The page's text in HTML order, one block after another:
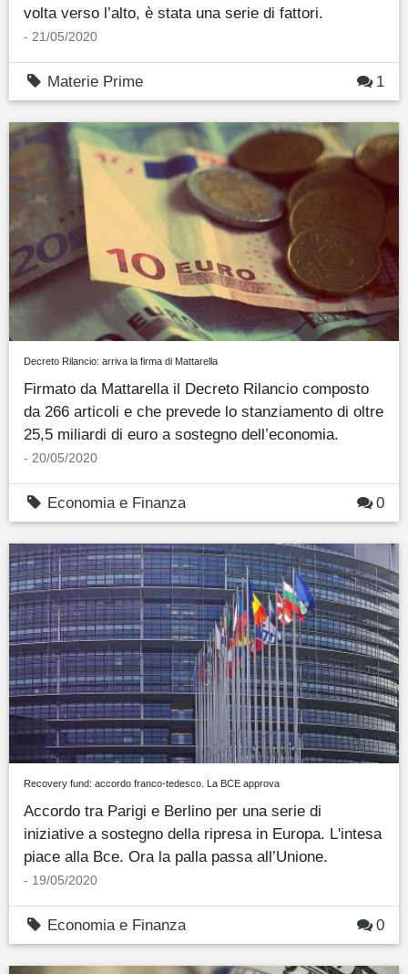
volta verso l’alto, è stata una serie di fattori.
- 21/05/2020
Materie Prime 1
Decreto Rilancio: arriva la firma di Mattarella
Firmato da Mattarella il Decreto Rilancio composto
da 266 articoli e che prevede lo stanziamento di oltre
25,5 miliardi di euro a sostegno dell’economia.
- 20/05/2020
Economia e Finanza 0
Recovery fund: accordo franco-tedesco. La BCE approva
Accordo tra Parigi e Berlino per una serie di
iniziative a sostegno della ripresa in Europa. L'intesa
piace alla Bce. Ora la palla passa all’Unione.
- 19/05/2020
Economia e Finanza 0